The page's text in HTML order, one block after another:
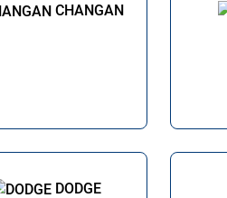
CHANGAN
DODGE